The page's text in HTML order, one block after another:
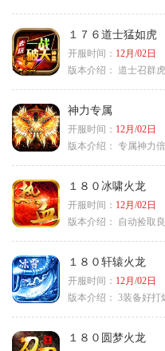
１７６道士猛如虎
开服时间： 12月/02日
版本介绍： 道士召群
神力专属
开服时间： 12月/02日
版本介绍： 专属神力
１８０冰啸火龙
开服时间： 12月/02日
版本介绍：
自动捡取
１８０轩辕火龙
开服时间： 12月/02日
版本介绍： 3装备好打
１８０圆梦火龙